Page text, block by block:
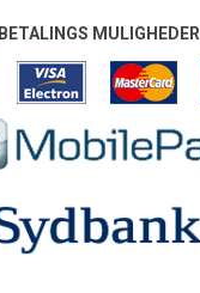
BETALINGS MULIGHEDER